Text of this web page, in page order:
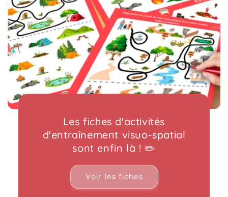
Les fiches d'activités
d'entraînement visuo-spatial
sont enfin là ! ✏️
Voir les fiches